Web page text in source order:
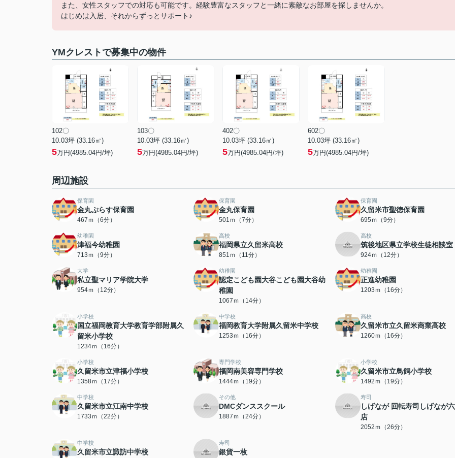
また、女性スタッフでの対応も可能です。経験豊富なスタッフと一緒に素敵なお部屋を探しませんか。
はじめは入居、それからずっとサポート♪
YMクレストで募集中の物件
102〇
10.03坪 (33.16㎡)
5万円(4985.04円/坪)
103〇
10.03坪 (33.16㎡)
5万円(4985.04円/坪)
402〇
10.03坪 (33.16㎡)
5万円(4985.04円/坪)
602〇
10.03坪 (33.16㎡)
5万円(4985.04円/坪)
周辺施設
保育園
金丸ぷらす保育園
467ｍ（6分）
保育園
金丸保育園
501ｍ（7分）
保育園
久留米市聖徳保育園
695ｍ（9分）
幼稚園
津福今幼稚園
713ｍ（9分）
高校
福岡県立久留米高校
851ｍ（11分）
高校
筑後地区県立学校生徒相談室
924ｍ（12分）
大学
私立聖マリア学院大学
954ｍ（12分）
幼稚園
認定こども園大谷こども園大谷幼
稚園
1067ｍ（14分）
幼稚園
正進幼稚園
1203ｍ（16分）
小学校
国立福岡教育大学教育学部附属久
留米小学校
1234ｍ（16分）
中学校
福岡教育大学附属久留米中学校
1253ｍ（16分）
高校
久留米市立久留米商業高校
1260ｍ（16分）
小学校
久留米市立津福小学校
1358ｍ（17分）
専門学校
福岡南美容専門学校
1444ｍ（19分）
小学校
久留米市立鳥飼小学校
1492ｍ（19分）
中学校
久留米市立江南中学校
1733ｍ（22分）
その他
DMCダンススクール
1887ｍ（24分）
寿司
しげなが 回転寿司しげなが
店
2052ｍ（26分）
中学校
久留米市立諏訪中学校
寿司
銀貨一枚